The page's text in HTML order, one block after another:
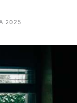
2025